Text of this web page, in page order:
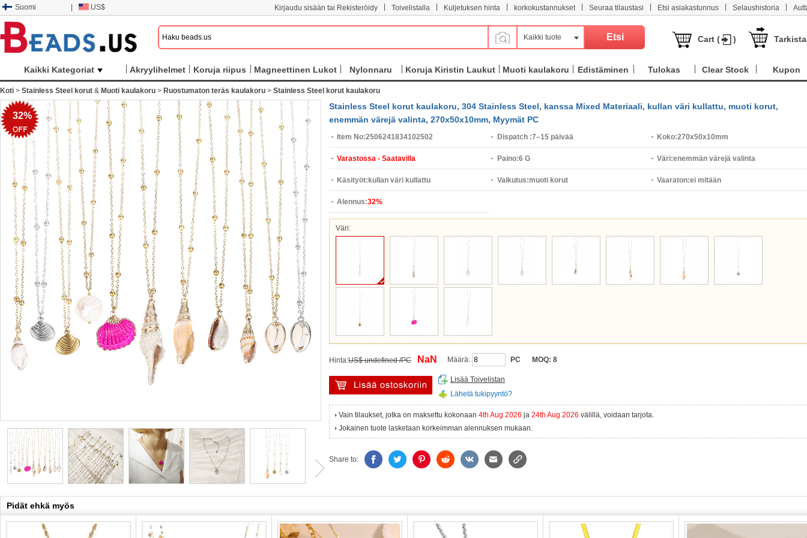
Suomi US$ Kirjaudu sisään tai Rekisteröidy Toivelistalla Kuljetuksen hinta korkokustannukset Seuraa tilaustasi Etsi asiakastunnus Selaushistoria
Kaikki tuote Cart ( )
Kaikki Kategoriat Akryylihelmet Koruja riipus Magneettinen Lukot Nylonnaru Koruja Kiristin Laukut Muoti kaulakoru Edistäminen Tulokas Clear Stock Kupon
Koti > Stainless Steel korut & Muoti kaulakoru > Ruostumaton teräs kaulakoru > Stainless Steel korut kaulakoru
32%
Stainless Steel korut kaulakoru, 304 Stainless Steel, kanssa Mixed Materiaali, kullan väri kullattu, muoti korut,
enemmän värejä valinta, 270x50x10mm, Myymät PC
Item No:2506241834102502 Dispatch :7–15 päivää Koko:270x50x10mm
Varastossa - Saatavilla Paino:6 G Väri:enemmän värejä valinta
Käsityöt: kullan väri kullattu Vaikutus:muoti korut Vaaraton:ei mitään
Alennus:32%
Väri:
Hinta:US$ undefined /PC NaN Määrä: PC MOQ: 8
Lisää Toivelistan
Lähetä tukipyyntö?
Vain tilaukset, jotka on maksettu kokonaan 4th Aug 2026 ja 24th Aug 2026 välillä, voidaan tarjota.
Jokainen tuote lasketaan korkeimman alennuksen mukaan.
Share to:
Pidät ehkä myös